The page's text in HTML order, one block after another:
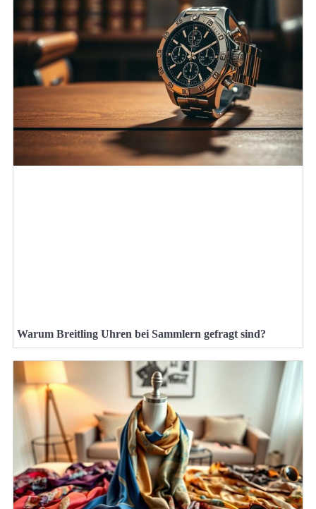
Warum Breitling Uhren bei Sammlern gefragt sind?